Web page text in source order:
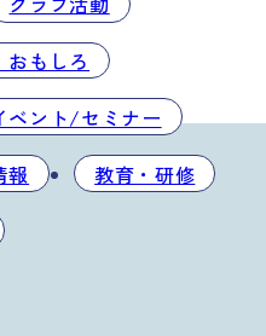
おもしろ
ベント/セミナー
報
教育・研修